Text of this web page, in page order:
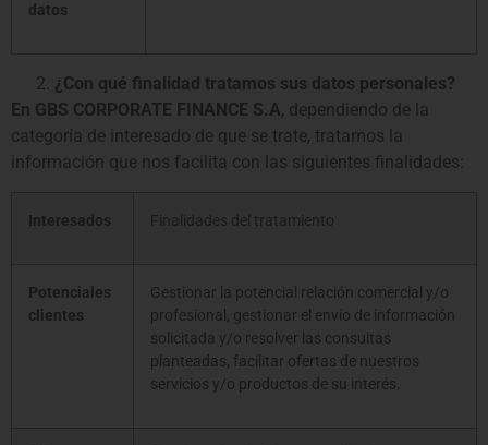
datos
¿Con qué finalidad tratamos sus datos personales?
En GBS CORPORATE FINANCE S.A, dependiendo de la
categoría de interesado de que se trate, tratamos la
información que nos facilita con las siguientes finalidades:
Interesados Finalidades del tratamiento
Potenciales
clientes
Gestionar la potencial relación comercial y/o
profesional, gestionar el envío de información
solicitada y/o resolver las consultas
planteadas, facilitar ofertas de nuestros
servicios y/o productos de su interés.